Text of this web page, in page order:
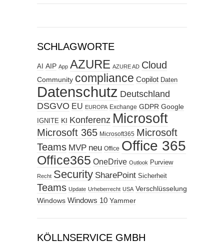
SCHLAGWORTE
AI AIP App AZURE AZURE AD Cloud
Community compliance Copilot Daten
Datenschutz Deutschland
DSGVO EU EUROPA Exchange GDPR Google
IGNITE KI Konferenz Microsoft
Microsoft 365 Microsoft365 Microsoft
Teams MVP neu Office Office 365
Office365 OneDrive Outlook Purview
Recht Security SharePoint Sicherheit
Teams Update Urheberrecht USA Verschlüsselung
Windows Windows 10 Yammer
KÖLLNSERVICE GMBH